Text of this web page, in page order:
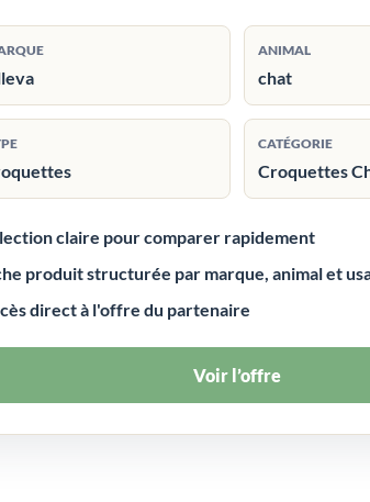
ANIMAL
chat
CATÉGORIE
Croquettes
claire pour comparer rapidement
produit structurée par marque, animal et
direct à l'offre du partenaire
Voir l’offre